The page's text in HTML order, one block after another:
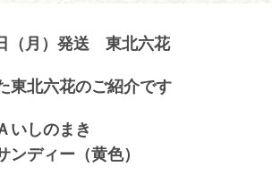
（月）発送 東北六花
東北六花のご紹介です
いしのまき
ディー（黄色）